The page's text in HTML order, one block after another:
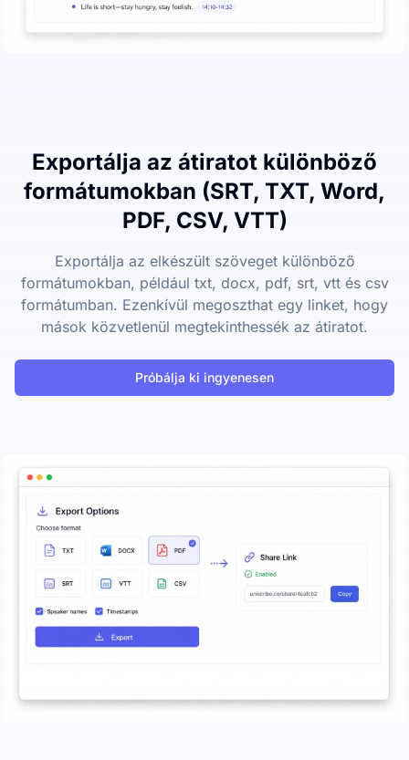
Exportálja az átiratot különböző
formátumokban (SRT, TXT, Word,
PDF, CSV, VTT)
Exportálja az elkészült szöveget különböző
formátumokban, például txt, docx, pdf, srt, vtt és csv
formátumban. Ezenkívül megoszthat egy linket, hogy
mások közvetlenül megtekinthessék az átiratot.
Próbálja ki ingyenesen